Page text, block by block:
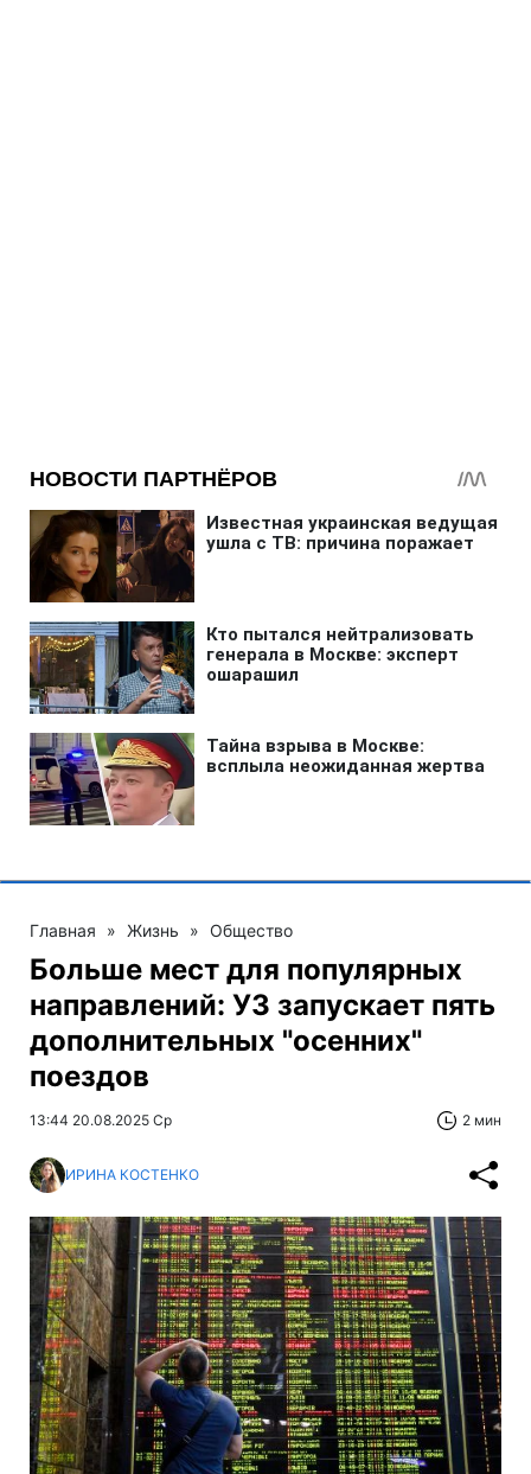
Главная » Жизнь » Общество
Больше мест для популярных
направлений: УЗ запускает пять
дополнительных "осенних"
поездов
13:44 20.08.2025 Ср 2 мин
ИРИНА КОСТЕНКО